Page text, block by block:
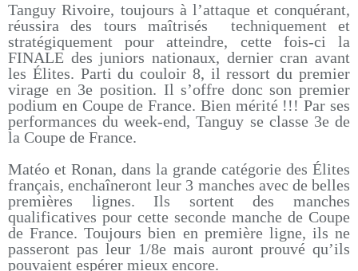
Tanguy Rivoire, toujours à l’attaque et conquérant,
réussira des tours maîtrisés techniquement et
stratégiquement pour atteindre, cette fois-ci la
FINALE des juniors nationaux, dernier cran avant
les Élites. Parti du couloir 8, il ressort du premier
virage en 3e position. Il s’offre donc son premier
podium en Coupe de France. Bien mérité !!! Par ses
performances du week-end, Tanguy se classe 3e de
la Coupe de France.
Matéo et Ronan, dans la grande catégorie des Élites
français, enchaîneront leur 3 manches avec de belles
premières lignes. Ils sortent des manches
qualificatives pour cette seconde manche de Coupe
de France. Toujours bien en première ligne, ils ne
passeront pas leur 1/8e mais auront prouvé qu’ils
pouvaient espérer mieux encore.